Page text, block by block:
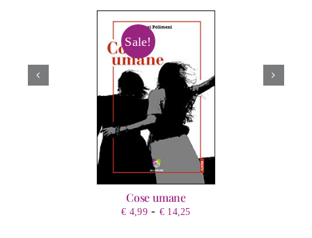
Sale!
Cose umane
€ 4,99 - € 14,25Fascia